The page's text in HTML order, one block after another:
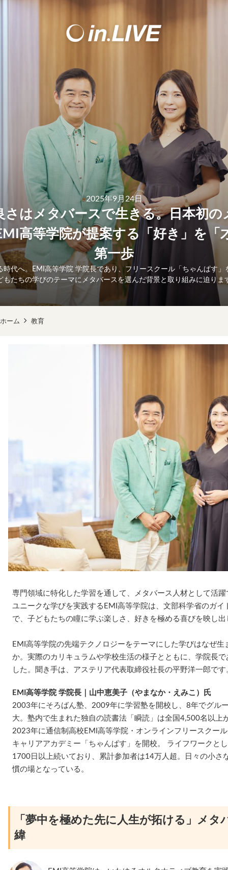
2025年9月24日
さはメタバースで生きる。日本初の
高等学院が提案する「好き」を「
第一歩
時代へ。EMI高等学院 学院長であり、フリースクール「ちゃんぱす」
もたちの学びのテーマにメタバースを選んだ背景と取り組みに迫りま
ホーム 教育
専門領域に特化した学習を通して、メタバース人材として活
ユニークな学びを実践するEMI高等学院は、文部科学省のガ
で、子どもたちの瞳に学ぶ楽しさ、好きを極める喜びを映し
EMI高等学院の先端テクノロジーをテーマにした学びはなぜ
か。実際のカリキュラムや学校生活の様子とともに、学院長
した。聞き手は、アステリア代表取締役社長の平野洋一郎です
EMI高等学院 学院長｜山中恵美子（やまなか・えみこ）氏
2003年にそろばん塾、2009年に学習塾を開校し、8年でグル
大。塾内で生まれた独自の読書法「瞬読」は全国4,500名以上
2023年に通信制高校EMI高等学院・オンラインフリースクー
キャリアアカデミー「ちゃんぱす」を開校。 ライフワークと
1700日以上続いており、累計参加者は14万人超。日々の小さ
慣の場となっている。
「夢中を極めた先に人生が拓ける」メタ
緯